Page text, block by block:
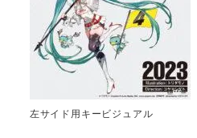
左サイド用キービジュアル